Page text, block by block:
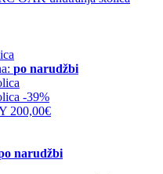
po narudžbi
-39%
200,00€
narudžbi